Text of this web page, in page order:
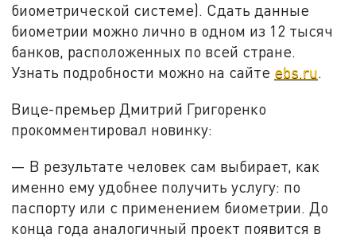
биометрической системе). Сдать данные
биометрии можно лично в одном из 12 тысяч
банков, расположенных по всей стране.
Узнать подробности можно на сайте ebs.ru.
Вице-премьер Дмитрий Григоренко
прокомментировал новинку:
— В результате человек сам выбирает, как
именно ему удобнее получить услугу: по
паспорту или с применением биометрии. До
конца года аналогичный проект появится в